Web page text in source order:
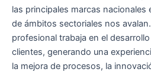
las principales marcas nacionales
de ámbitos sectoriales nos
profesional trabaja en el
clientes, generando una
la mejora de procesos, la